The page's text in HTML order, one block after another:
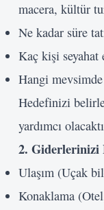
macera, kültür
Ne kadar süre
Kaç kişi seyahat
Hangi
Hedefinizi
yardımcı
2. Giderlerinizi
Ulaşım (Uçak
Konaklama